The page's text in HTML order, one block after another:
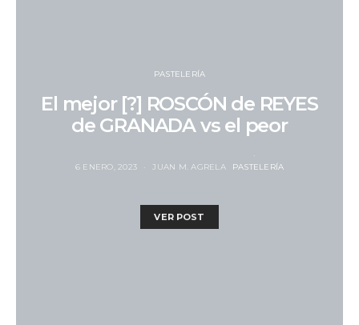
PASTELERÍA
El mejor [?] ROSCÓN de REYES
de GRANADA vs el peor
6 ENERO, 2023 JUAN M. AGRELA PASTELERÍA
VER POST